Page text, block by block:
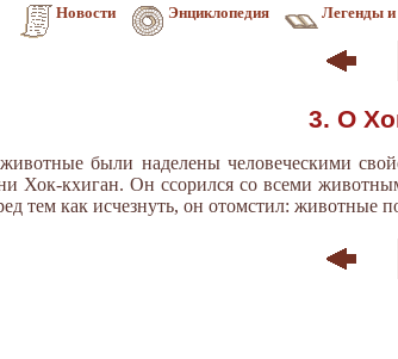
Новости Энциклопедия Легенды
3. О
были наделены человеческими
Хок-кхиган. Он ссорился со всеми
тем как исчезнуть, он отомстил: животные